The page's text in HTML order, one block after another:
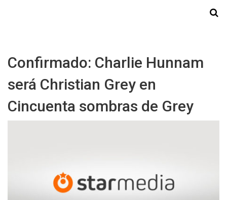
Confirmado: Charlie Hunnam
será Christian Grey en
Cincuenta sombras de Grey